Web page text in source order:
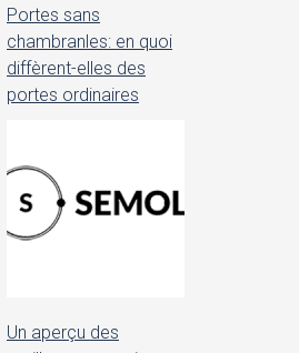
Portes sans
chambranles: en quoi
diffèrent-elles des
portes ordinaires
Un aperçu des